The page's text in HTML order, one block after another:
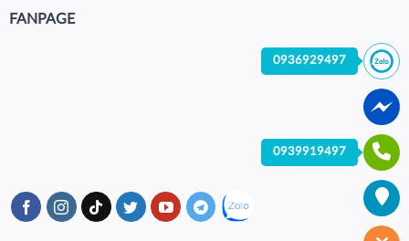
FANPAGE
0936929497
0939919497